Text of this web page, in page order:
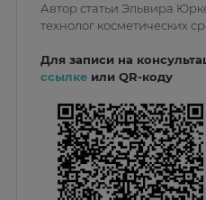
Автор статьи Эльвира
технолог косметических
Для записи на
ссылке или QR-коду